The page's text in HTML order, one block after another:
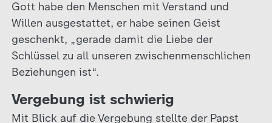
Gott habe den Menschen mit Verstand und
Willen ausgestattet, er habe seinen Geist
geschenkt, „gerade damit die Liebe der
Schlüssel zu all unseren zwischenmenschlichen
Beziehungen ist“.
Vergebung ist schwierig
Mit Blick auf die Vergebung stellte der Papst